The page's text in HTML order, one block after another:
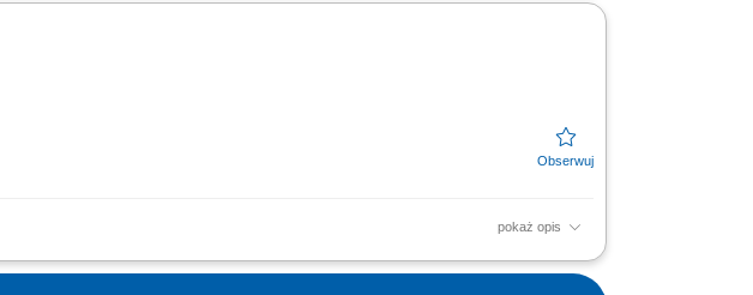
pokaż opis
i wewnętrznymi. Opiniowanie rozwiązań IT pod kątem wymagań